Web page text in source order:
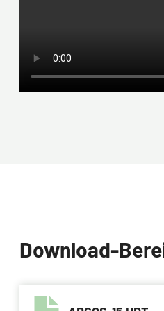
Download-